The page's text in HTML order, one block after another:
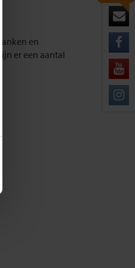
en
er een aantal